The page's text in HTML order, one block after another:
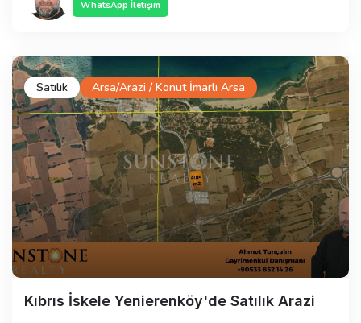
WhatsApp İletişim
Satılık Arsa/Arazi / Konut İmarlı Arsa
Kıbrıs İskele Yenierenköy'de Satılık Arazi